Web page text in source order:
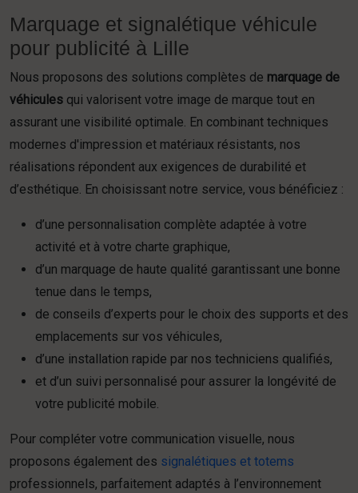
Marquage et signalétique véhicule
pour publicité à Lille
Nous proposons des solutions complètes de marquage de
véhicules qui valorisent votre image de marque tout en
assurant une visibilité optimale. En combinant techniques
modernes d'impression et matériaux résistants, nos
réalisations répondent aux exigences de durabilité et
d’esthétique. En choisissant notre service, vous bénéficiez :
d’une personnalisation complète adaptée à votre
activité et à votre charte graphique,
d’un marquage de haute qualité garantissant une bonne
tenue dans le temps,
de conseils d’experts pour le choix des supports et des
emplacements sur vos véhicules,
d’une installation rapide par nos techniciens qualifiés,
et d’un suivi personnalisé pour assurer la longévité de
votre publicité mobile.
Pour compléter votre communication visuelle, nous
proposons également des signalétiques et totems
professionnels, parfaitement adaptés à l’environnement